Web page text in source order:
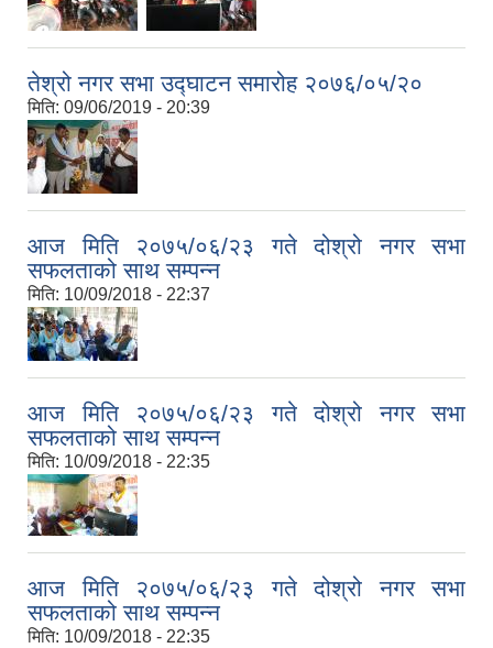
तेश्रो नगर सभा उद्घाटन समारोह २०७६/०५/२०
मिति: 09/06/2019 - 20:39
आज मिति २०७५/०६/२३ गते दोश्रो नगर सभा
सफलताको साथ सम्पन्न
मिति: 10/09/2018 - 22:37
आज मिति २०७५/०६/२३ गते दोश्रो नगर सभा
सफलताको साथ सम्पन्न
मिति: 10/09/2018 - 22:35
आज मिति २०७५/०६/२३ गते दोश्रो नगर सभा
सफलताको साथ सम्पन्न
मिति: 10/09/2018 - 22:35